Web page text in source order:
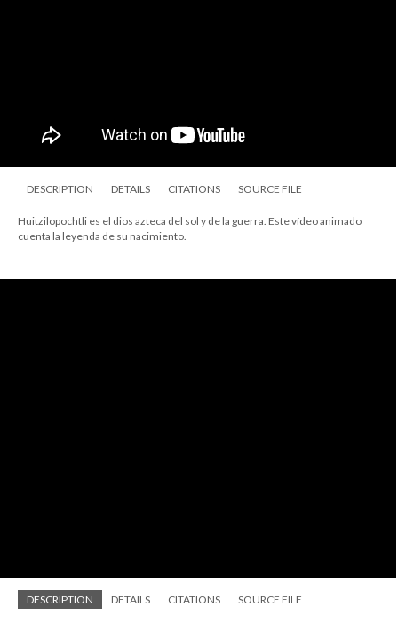
DESCRIPTION DETAILS CITATIONS SOURCE FILE
Huitzilopochtli es el dios azteca del sol y de la guerra. Este vídeo animado
cuenta la leyenda de su nacimiento.
DESCRIPTION DETAILS CITATIONS SOURCE FILE